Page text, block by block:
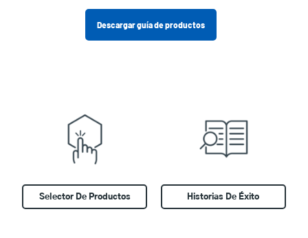
Descargar guía de productos
Selector De Productos Historias De Éxito